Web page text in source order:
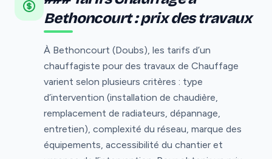
Bethoncourt : prix des travaux
À Bethoncourt (Doubs), les tarifs d’un
chauffagiste pour des travaux de Chauffage
varient selon plusieurs critères : type
d’intervention (installation de chaudière,
remplacement de radiateurs, dépannage,
entretien), complexité du réseau, marque des
équipements, accessibilité du chantier et